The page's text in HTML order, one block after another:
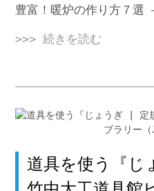
豊富！暖炉の作り方７選
>>> 続きを読む
道具を使う『